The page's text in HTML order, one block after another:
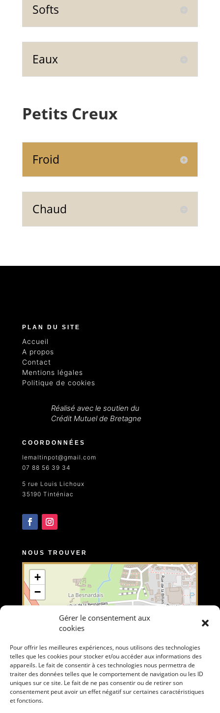
Gérer le consentement aux
cookies
Pour offrir les meilleures expériences, nous utilisons des technologies
telles que les cookies pour stocker et/ou accéder aux informations des
appareils. Le fait de consentir à ces technologies nous permettra de
traiter des données telles que le comportement de navigation ou les ID
uniques sur ce site. Le fait de ne pas consentir ou de retirer son
consentement peut avoir un effet négatif sur certaines caractéristiques
et fonctions.
Softs
Eaux
Petits Creux
Froid
Chaud
PLAN DU SITE
Accueil
A propos
Contact
Mentions légales
Politique de cookies
Réalisé avec le soutien du
Crédit Mutuel de Bretagne
COORDONNÉES
lemaltinpot@gmail.com
07 88 56 39 34
5 rue Louis Lichoux
35190 Tinténiac
NOUS TROUVER
+
−
Leaflet, \r\n©OpenStreetMapcontributors